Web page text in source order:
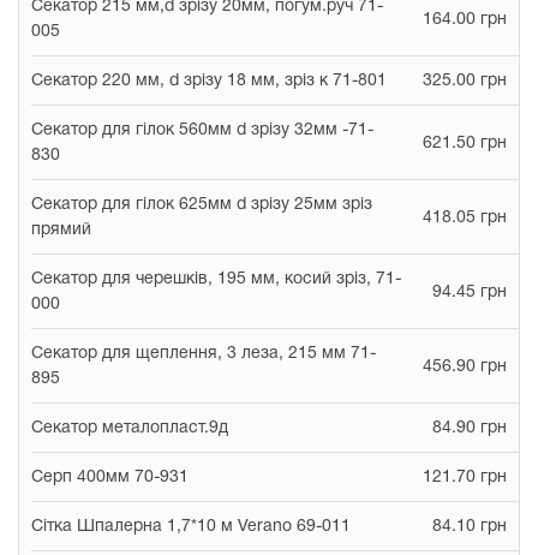
Секатор 215 мм,d зрізу 20мм, погум.руч 71-
005
164.00 грн
Секатор 220 мм, d зрізу 18 мм, зріз к 71-801 325.00 грн
Секатор для гілок 560мм d зрізу 32мм -71-
830
621.50 грн
Секатор для гілок 625мм d зрізу 25мм зріз
прямий
418.05 грн
Секатор для черешків, 195 мм, косий зріз, 71-
000
94.45 грн
Секатор для щеплення, 3 леза, 215 мм 71-
895
456.90 грн
Секатор металопласт.9д 84.90 грн
Серп 400мм 70-931 121.70 грн
Сітка Шпалерна 1,7*10 м Verano 69-011 84.10 грн